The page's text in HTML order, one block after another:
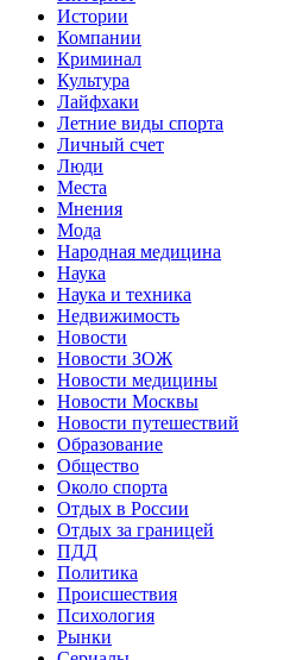
Истории
Компании
Криминал
Культура
Лайфхаки
Летние виды спорта
Личный счет
Люди
Места
Мнения
Мода
Народная медицина
Наука
Наука и техника
Недвижимость
Новости
Новости ЗОЖ
Новости медицины
Новости Москвы
Новости путешествий
Образование
Общество
Около спорта
Отдых в России
Отдых за границей
ПДД
Политика
Происшествия
Психология
Рынки